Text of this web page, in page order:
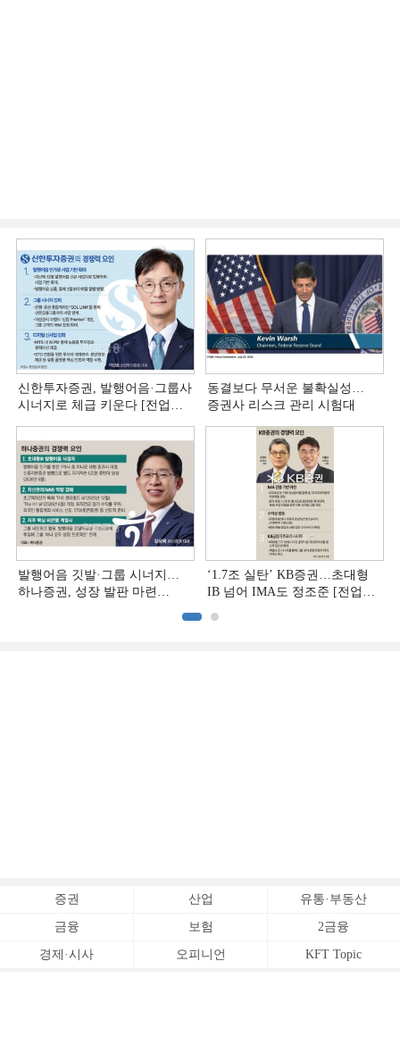
신한투자증권, 발행어음·그룹사
시너지로 체급 키운다 [전업계
동결보다 무서운 불확실성…
증권사 리스크 관리 시험대
발행어음 깃발·그룹 시너지…
하나증권, 성장 발판 마련
‘1.7조 실탄’ KB증권…초대형
IB 넘어 IMA도 정조준 [전업계
증권 산업 유통·부동산
금융 보험 2금융
경제·시사 오피니언 KFT Topic